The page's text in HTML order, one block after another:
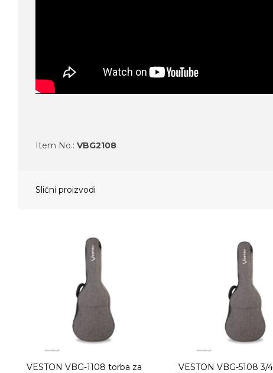
Item No.: VBG2108
Slični proizvodi
VESTON VBG-1108 torba za
VESTON VBG-5108 3/